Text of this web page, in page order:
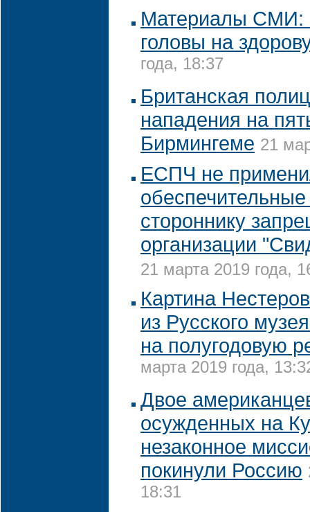
Материалы СМИ:
головы на
года, 18:37
Британская
нападения на
Бирмингеме 21
ЕСПЧ не
стороннику
организации
21 марта 2019 года,
Картина
из Русского
на полугодовую
марта 2019 года,
Двое
осужденных на
незаконное
покинули Россию
18:31